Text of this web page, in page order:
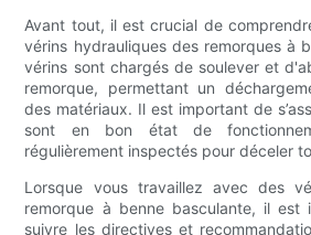
Avant tout, il est crucial de
vérins hydrauliques des remorques à
vérins sont chargés de soulever et
remorque, permettant un
des matériaux. Il est important de
sont en bon état de
régulièrement inspectés pour déceler
Lorsque vous travaillez avec des
remorque à benne basculante, il est
suivre les directives et